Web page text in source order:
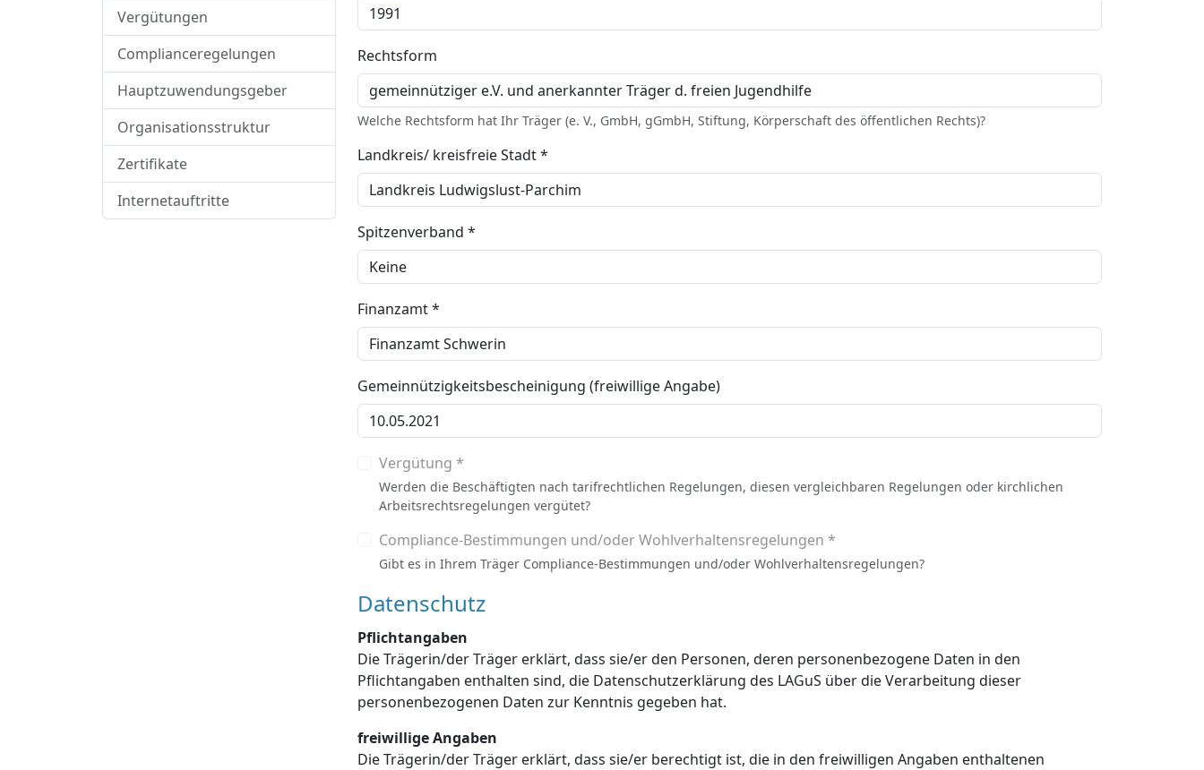
Vergütungen
Complianceregelungen
Hauptzuwendungsgeber
Organisationsstruktur
Zertifikate
Internetauftritte
Rechtsform
Welche Rechtsform hat Ihr Träger (e. V., GmbH, gGmbH, Stiftung, Körperschaft des öffentlichen Rechts)?
Landkreis/ kreisfreie Stadt *
Spitzenverband *
Finanzamt *
Gemeinnützigkeitsbescheinigung (freiwillige Angabe)
Vergütung *
Werden die Beschäftigten nach tarifrechtlichen Regelungen, diesen vergleichbaren Regelungen oder kirchlichen
Arbeitsrechtsregelungen vergütet?
Compliance-Bestimmungen und/oder Wohlverhaltensregelungen *
Gibt es in Ihrem Träger Compliance-Bestimmungen und/oder Wohlverhaltensregelungen?
Datenschutz
Pflichtangaben
Die Trägerin/der Träger erklärt, dass sie/er den Personen, deren personenbezogene Daten in den
Pflichtangaben enthalten sind, die Datenschutzerklärung des LAGuS über die Verarbeitung dieser
personenbezogenen Daten zur Kenntnis gegeben hat.
freiwillige Angaben
Die Trägerin/der Träger erklärt, dass sie/er berechtigt ist, die in den freiwilligen Angaben enthaltenen